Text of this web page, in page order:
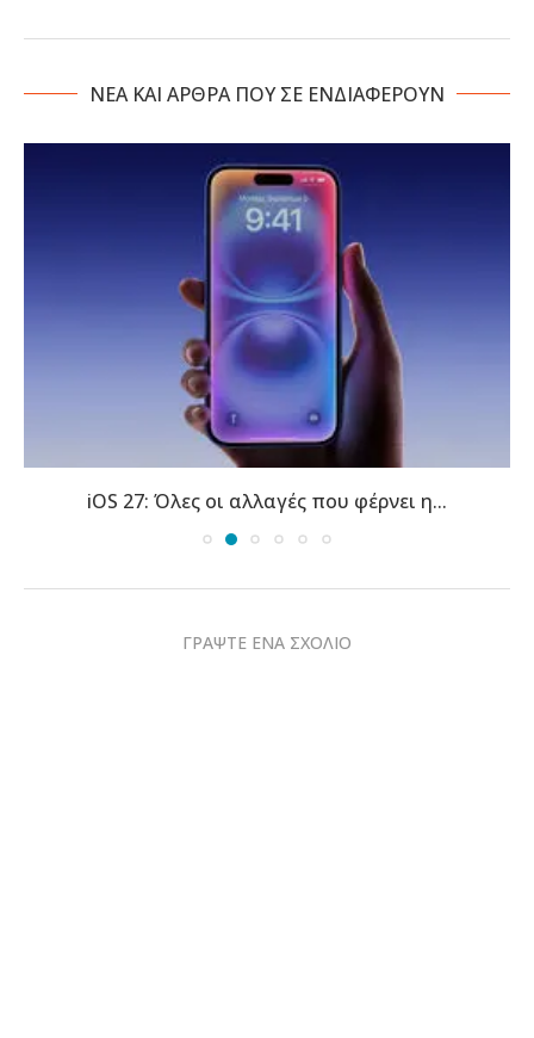
NΕΑ ΚΑΙ ΑΡΘΡΑ ΠΟΥ ΣΕ ΕΝΔΙΑΦΕΡΟΥΝ
iOS 27: Όλες οι αλλαγές που φέρνει η...
ΓΡΑΨΤΕ ΕΝΑ ΣΧΟΛΙΟ